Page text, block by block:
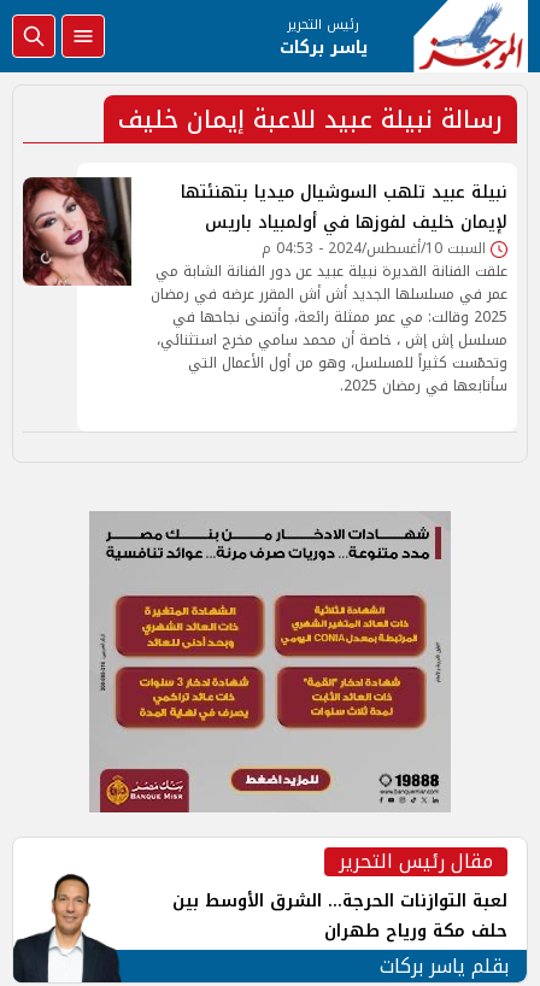
رئيس التحرير
ياسر بركات
رسالة نبيلة عبيد للاعبة إيمان خليف
نبيلة عبيد تلهب السوشيال ميديا بتهنئتها
لإيمان خليف لفوزها في أولمبياد باريس
السبت 10/أغسطس/2024 - 04:53 م
علقت الفنانة القديرة نبيلة عبيد عن دور الفنانة الشابة مي
عمر في مسلسلها الجديد أش أش المقرر عرضه في رمضان
2025 وقالت: مي عمر ممثلة رائعة، وأتمنى نجاحها في
مسلسل إش إش ، خاصة أن محمد سامي مخرج استثنائي،
وتحمّست كثيراً للمسلسل، وهو من أول الأعمال التي
سأتابعها في رمضان 2025.
مقال رئيس التحرير
لعبة التوازنات الحرجة... الشرق الأوسط بين
حلف مكة ورياح طهران
بقلم ياسر بركات